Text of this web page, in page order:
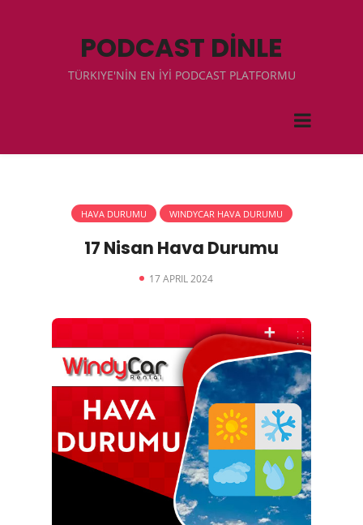
PODCAST DİNLE
TÜRKIYE'NİN EN İYİ PODCAST PLATFORMU
HAVA DURUMU WINDYCAR HAVA DURUMU
17 Nisan Hava Durumu
17 APRIL 2024